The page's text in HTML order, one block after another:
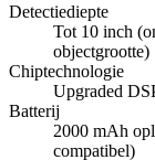
Detectiediepte
Tot 10 inch
objectgrootte)
Chiptechnologie
Upgraded
Batterij
2000 mAh
compatibel)